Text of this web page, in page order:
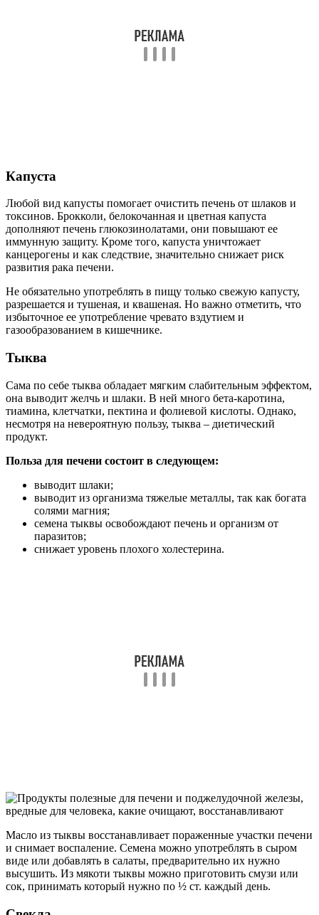
Капуста
Любой вид капусты помогает очистить печень от шлаков и
токсинов. Брокколи, белокочанная и цветная капуста
дополняют печень глюкозинолатами, они повышают ее
иммунную защиту. Кроме того, капуста уничтожает
канцерогены и как следствие, значительно снижает риск
развития рака печени.
Не обязательно употреблять в пищу только свежую капусту,
разрешается и тушеная, и квашеная. Но важно отметить, что
избыточное ее употребление чревато вздутием и
газообразованием в кишечнике.
Тыква
Сама по себе тыква обладает мягким слабительным эффектом,
она выводит желчь и шлаки. В ней много бета-каротина,
тиамина, клетчатки, пектина и фолиевой кислоты. Однако,
несмотря на невероятную пользу, тыква – диетический
продукт.
Польза для печени состоит в следующем:
выводит шлаки;
выводит из организма тяжелые металлы, так как богата
солями магния;
семена тыквы освобождают печень и организм от
паразитов;
снижает уровень плохого холестерина.
Масло из тыквы восстанавливает пораженные участки печени
и снимает воспаление. Семена можно употреблять в сыром
виде или добавлять в салаты, предварительно их нужно
высушить. Из мякоти тыквы можно приготовить смузи или
сок, принимать который нужно по ½ ст. каждый день.